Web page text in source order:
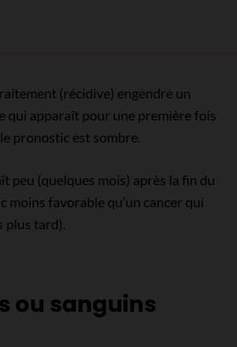
(récidive) engendre un
qui apparaît pour une première fois
pronostic est sombre.
peu (quelques mois) après la fin du
favorable qu’un cancer qui
plus tard).
ou sanguins